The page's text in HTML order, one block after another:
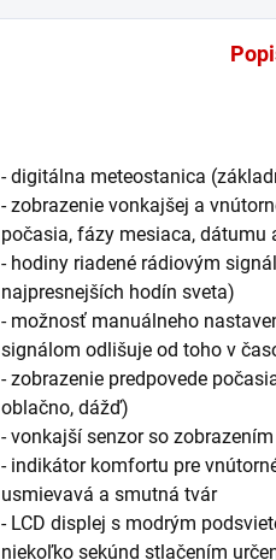
- digitálna meteostanica
- zobrazenie vonkajšej a
počasia, fázy mesiaca, dátumu
- hodiny riadené rádiovým
najpresnejších hodín sveta)
- možnosť manuálneho
signálom odlišuje od toho v
- zobrazenie predpovede
oblačno, dážď)
- vonkajší senzor so
- indikátor komfortu pre
usmievavá a smutná tvár
- LCD displej s modrým
niekoľko sekúnd stlačením